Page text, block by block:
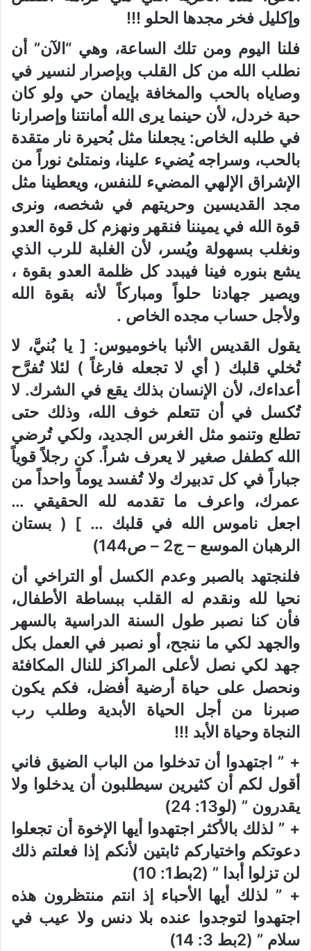
وإكليل فخر مجدها الحلو !!!
فلنا اليوم ومن تلك الساعة، وهي “الآن” أن
نطلب الله من كل القلب وبإصرار لنسير في
وصاياه بالحب والمخافة بإيمان حي ولو كان
حبة خردل، لأن حينما يرى الله أمانتنا وإصرارنا
في طلبه الخاص: يجعلنا مثل بُحيرة نار متقدة
بالحب، وسراجه يُضيء علينا، ونمتلئ نوراً من
الإشراق الإلهي المضيء للنفس، ويعطينا مثل
مجد القديسين وحريتهم في شخصه، ونرى
قوة الله في يميننا فنقهر ونهزم كل قوة العدو
ونغلب بسهولة ويُسر، لأن الغلبة للرب الذي
يشع بنوره فينا فيبدد كل ظلمة العدو بقوة ،
ويصير جهادنا حلواً ومباركاً لأنه بقوة الله
ولأجل حساب مجده الخاص .
يقول القديس الأنبا باخوميوس: [ يا بُنيَّ، لا
تُخلي قلبك ( أي لا تجعله فارغاً ) لئلا تُفرَّح
أعداءك، لأن الإنسان بذلك يقع في الشرك. لا
تُكسل في أن تتعلم خوف الله، وذلك حتى
تطلع وتنمو مثل الغرس الجديد، ولكي تُرضي
الله كطفل صغير لا يعرف شراً. كن رجلاً قوياً
جباراً في كل تدبيرك ولا تُفسد يوماً واحداً من
عمرك، واعرف ما تقدمه لله الحقيقي …
اجعل ناموس الله في قلبك … ] ( بستان
الرهبان الموسع – ج2 – ص144)
فلنجتهد بالصبر وعدم الكسل أو التراخي أن
نحيا لله ونقدم له القلب ببساطة الأطفال،
فأن كنا نصبر طول السنة الدراسية بالسهر
والجهد لكي ما ننجح، أو نصبر في العمل بكل
جهد لكي نصل لأعلى المراكز للنال المكافئة
ونحصل على حياة أرضية أفضل، فكم يكون
صبرنا من أجل الحياة الأبدية وطلب رب
النجاة وحياة الأبد !!!
+ ” اجتهدوا أن تدخلوا من الباب الضيق فاني
أقول لكم أن كثيرين سيطلبون أن يدخلوا ولا
يقدرون ” (لو13: 24)
+ ” لذلك بالأكثر اجتهدوا أيها الإخوة أن تجعلوا
دعوتكم واختياركم ثابتين لأنكم إذا فعلتم ذلك
لن تزلوا أبدا ” (2بط1: 10)
+ ” لذلك أيها الأحباء إذ انتم منتظرون هذه
اجتهدوا لتوجدوا عنده بلا دنس ولا عيب في
سلام ” (2بط 3: 14)